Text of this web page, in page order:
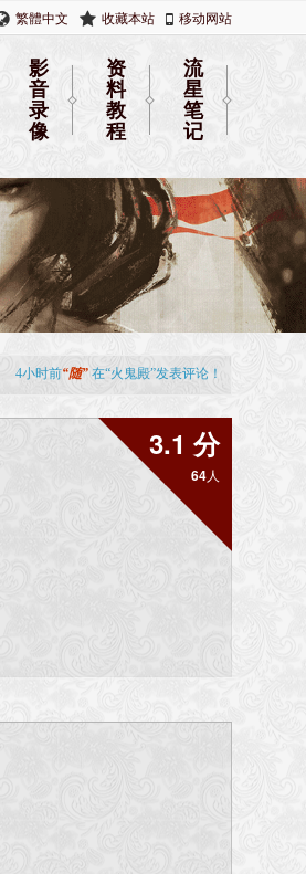
繁體中文 收藏本站 移动网站
影
音
录
像
资
料
教
程
流
星
笔
记
3.1 分
64人